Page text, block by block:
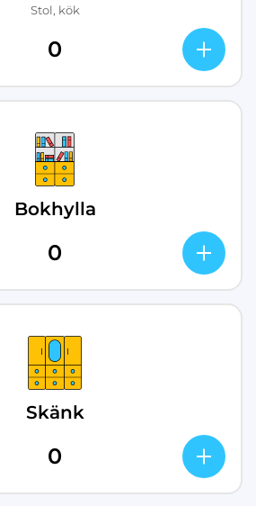
Stol, kök
Bokhylla
Skänk